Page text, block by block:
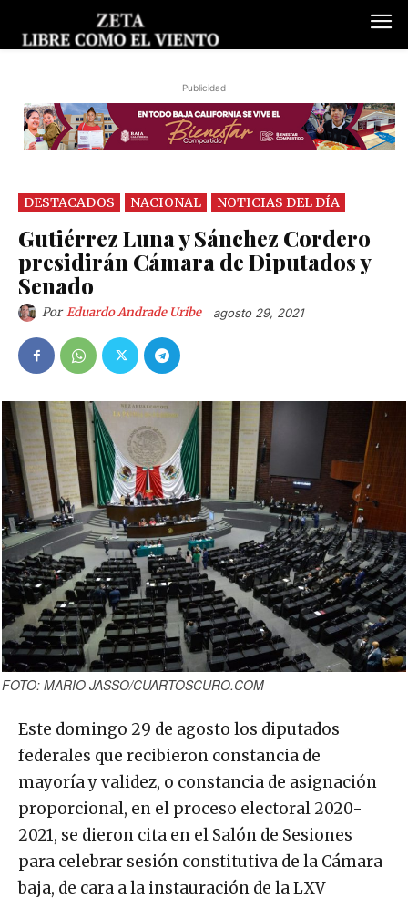
Publicidad
DESTACADOS NACIONAL NOTICIAS DEL DÍA
Gutiérrez Luna y Sánchez Cordero
presidirán Cámara de Diputados y
Senado
Por Eduardo Andrade Uribe agosto 29, 2021
FOTO: MARIO JASSO/CUARTOSCURO.COM
Este domingo 29 de agosto los diputados
federales que recibieron constancia de
mayoría y validez, o constancia de asignación
proporcional, en el proceso electoral 2020-
2021, se dieron cita en el Salón de Sesiones
para celebrar sesión constitutiva de la Cámara
baja, de cara a la instauración de la LXV